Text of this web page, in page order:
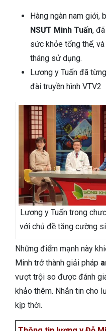
Hàng ngàn nam giới,
NSƯT Minh Tuấn,
sức khỏe tổng thể,
tháng sử dụng.
Lương y Tuấn đã
đài truyền hình VTV2
Lương y Tuấn trong
với chủ đề tăng cường
Những điểm mạnh này
Minh trở thành giải pháp
vượt trội so được đánh
khảo thêm. Nhắn tin cho
kịp thời.